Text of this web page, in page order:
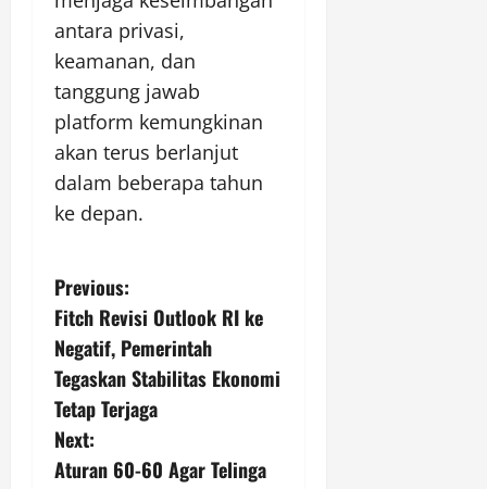
antara privasi,
keamanan, dan
tanggung jawab
platform kemungkinan
akan terus berlanjut
dalam beberapa tahun
ke depan.
P
o
s
t
n
Previous:
Fitch Revisi Outlook RI ke
Negatif, Pemerintah
Tegaskan Stabilitas Ekonomi
Tetap Terjaga
Next:
Aturan 60-60 Agar Telinga